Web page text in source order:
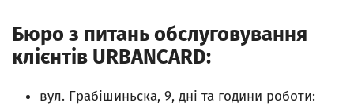
Бюро з питань обслуговування
клієнтів URBANCARD:
вул. Грабішиньска, 9, дні та години роботи: